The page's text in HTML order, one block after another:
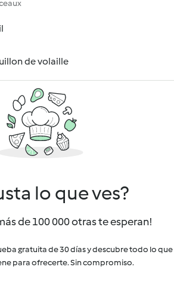
de volaille
lo que ves?
de 100 000 otras te esperan!
gratuita de 30 días y descubre todo lo que
para ofrecerte. Sin compromiso.